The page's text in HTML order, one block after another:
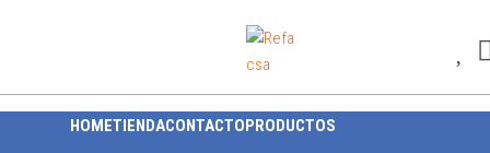
HOMETIENDACONTACTOPRODUCTOS